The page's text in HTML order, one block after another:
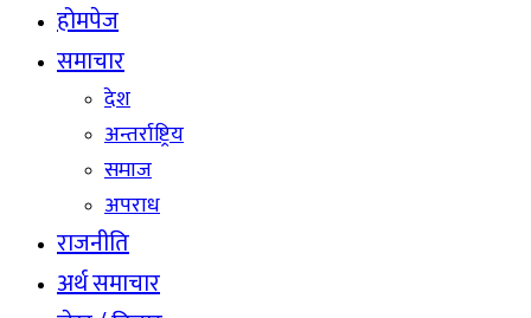
होमपेज
समाचार
देश
अन्तर्राष्ट्रिय
समाज
अपराध
राजनीति
अर्थ समाचार